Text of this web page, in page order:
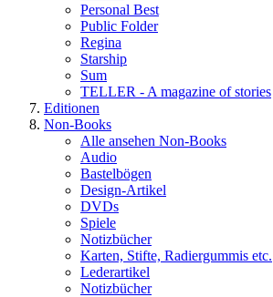
Personal Best
Public Folder
Regina
Starship
Sum
TELLER - A magazine of stories
Editionen
Non-Books
Alle ansehen Non-Books
Audio
Bastelbögen
Design-Artikel
DVDs
Spiele
Notizbücher
Karten, Stifte, Radiergummis etc.
Lederartikel
Notizbücher